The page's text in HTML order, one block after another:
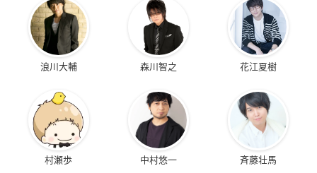
浪川大輔 森川智之 花江夏樹
村瀬歩 中村悠一 斉藤壮馬